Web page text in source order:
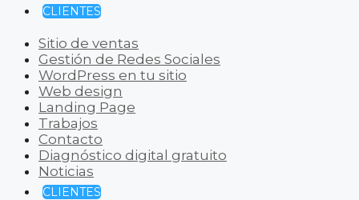
CLIENTES
Sitio de ventas
Gestión de Redes Sociales
WordPress en tu sitio
Web design
Landing Page
Trabajos
Contacto
Diagnóstico digital gratuito
Noticias
CLIENTES